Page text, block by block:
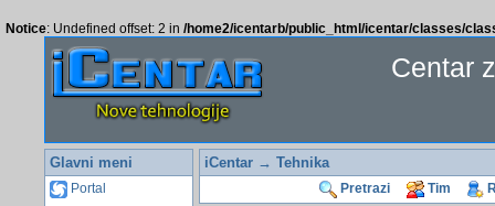
Notice: Undefined offset: 2 in /home2/icentarb/public_html/icentar/classes/
Centar
Glavni meni
Portal
iCentar→ Tehnika
Pretrazi Tim